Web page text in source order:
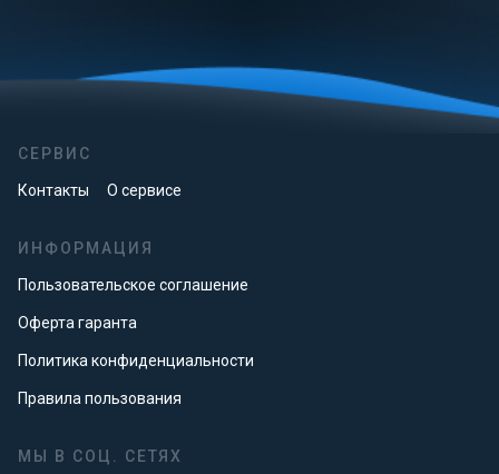
СЕРВИС
Контакты О сервисе
ИНФОРМАЦИЯ
Пользовательское соглашение
Оферта гаранта
Политика конфиденциальности
Правила пользования
МЫ В СОЦ. СЕТЯХ